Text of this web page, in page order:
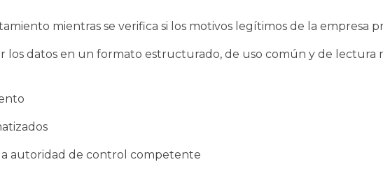
mientras se verifica si los motivos legítimos de la empresa
datos en un formato estructurado, de uso común y de lectura
autoridad de control competente